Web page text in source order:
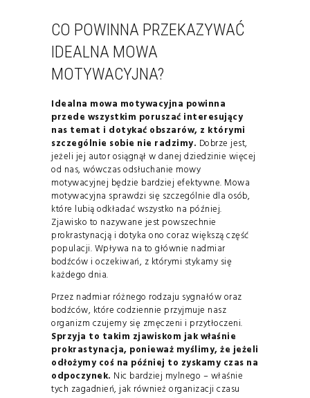
CO POWINNA PRZEKAZYWAĆ
IDEALNA MOWA
MOTYWACYJNA?
Idealna mowa motywacyjna powinna
przede wszystkim poruszać interesujący
nas temat i dotykać obszarów, z którymi
szczególnie sobie nie radzimy. Dobrze jest,
jeżeli jej autor osiągnął w danej dziedzinie więcej
od nas, wówczas odsłuchanie mowy
motywacyjnej będzie bardziej efektywne. Mowa
motywacyjna sprawdzi się szczególnie dla osób,
które lubią odkładać wszystko na później.
Zjawisko to nazywane jest powszechnie
prokrastynacją i dotyka ono coraz większą część
populacji. Wpływa na to głównie nadmiar
bodźców i oczekiwań, z którymi stykamy się
każdego dnia.
Przez nadmiar różnego rodzaju sygnałów oraz
bodźców, które codziennie przyjmuje nasz
organizm czujemy się zmęczeni i przytłoczeni.
Sprzyja to takim zjawiskom jak właśnie
prokrastynacja, ponieważ myślimy, że jeżeli
odłożymy coś na później to zyskamy czas na
odpoczynek. Nic bardziej mylnego – właśnie
tych zagadnień, jak również organizacji czasu